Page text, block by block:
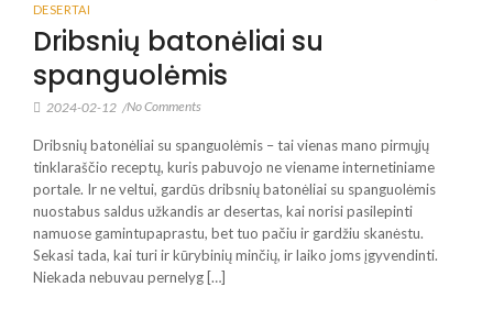
DESERTAI
Dribsnių batonėliai su
spanguolėmis
2024-02-12 /No Comments
Dribsnių batonėliai su spanguolėmis – tai vienas mano pirmųjų
tinklaraščio receptų, kuris pabuvojo ne viename internetiniame
portale. Ir ne veltui, gardūs dribsnių batonėliai su spanguolėmis
nuostabus saldus užkandis ar desertas, kai norisi pasilepinti
namuose gamintupaprastu, bet tuo pačiu ir gardžiu skanėstu.
Sekasi tada, kai turi ir kūrybinių minčių, ir laiko joms įgyvendinti.
Niekada nebuvau pernelyg […]